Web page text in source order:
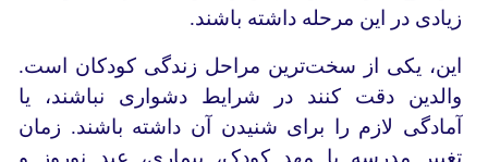
زیادی در این مرحله داشته باشند.
این، یکی از سخت‌ترین مراحل زندگی کودکان است.
والدین دقت کنند در شرایط دشواری نباشند، یا
آمادگی لازم را برای شنیدن آن داشته باشند. زمان
تغییر مدرسه یا مهد کودک، بیماری، عید نوروز و